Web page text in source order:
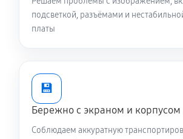
подсветкой, разъёмами и
платы
💾
Бережно с экраном и корпусом
Соблюдаем аккуратную